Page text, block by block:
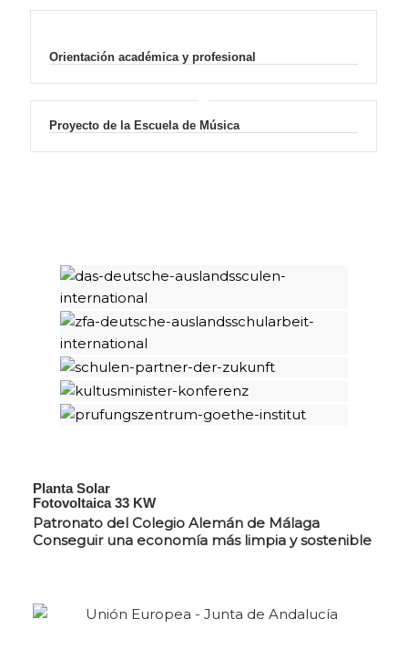
Orientación académica y profesional
Proyecto de la Escuela de Música
Planta Solar
Fotovoltaica 33 KW
Patronato del Colegio Alemán de Málaga
Conseguir una economía más limpia y sostenible